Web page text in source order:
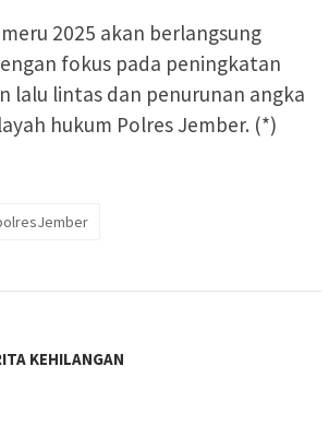
2025 akan berlangsung
fokus pada peningkatan
lalu lintas dan penurunan angka
hukum Polres Jember. (*)
KEHILANGAN